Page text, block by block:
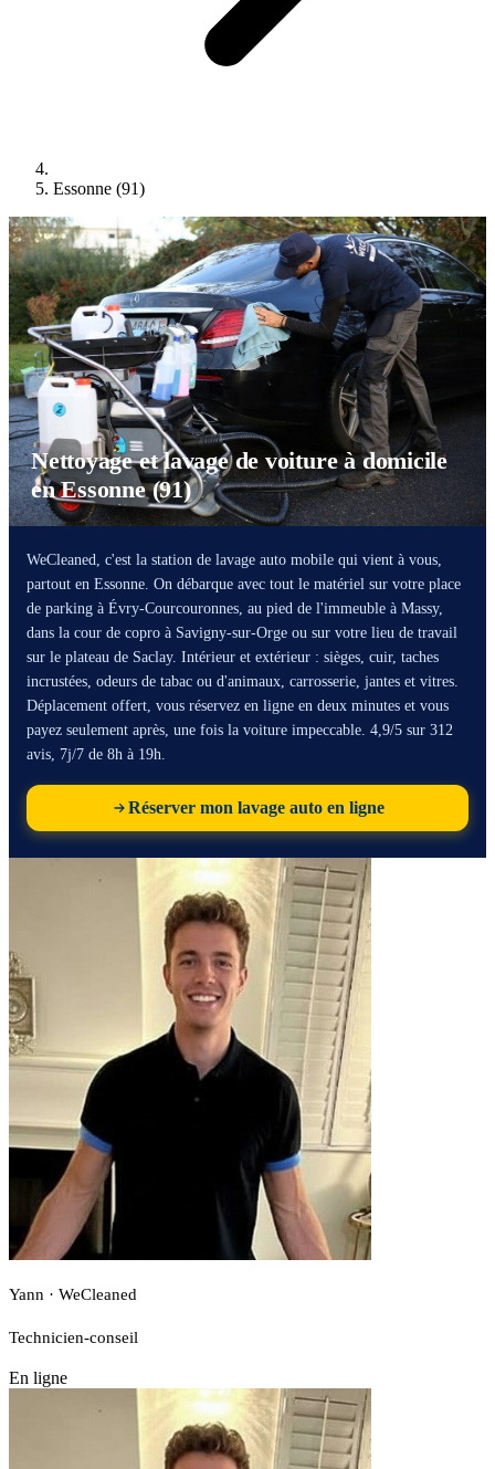
Essonne (91)
Nettoyage et lavage de voiture à domicile
en Essonne (91)
WeCleaned, c'est la station de lavage auto mobile qui vient à vous,
partout en Essonne. On débarque avec tout le matériel sur votre place
de parking à Évry-Courcouronnes, au pied de l'immeuble à Massy,
dans la cour de copro à Savigny-sur-Orge ou sur votre lieu de travail
sur le plateau de Saclay. Intérieur et extérieur : sièges, cuir, taches
incrustées, odeurs de tabac ou d'animaux, carrosserie, jantes et vitres.
Déplacement offert, vous réservez en ligne en deux minutes et vous
payez seulement après, une fois la voiture impeccable. 4,9/5 sur 312
avis, 7j/7 de 8h à 19h.
Réserver mon lavage auto en ligne
Yann · WeCleaned
Technicien-conseil
En ligne